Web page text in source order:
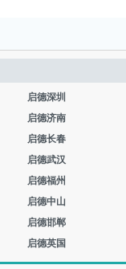
启德深圳
启德济南
启德长春
启德武汉
启德福州
启德中山
启德邯郸
启德英国